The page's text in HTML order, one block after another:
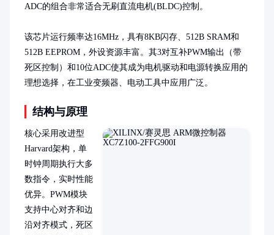
ADC的组合非常适合无刷直流电机(BLDC)控制。
该芯片运行频率达16MHz，具有8KB闪存、512B SRAM和
512B EEPROM，外设资源丰富。其3对互补PWM输出（带
死区控制）和10位ADC使其成为电机驱动和电源转换应用的
理想选择，在工业变频器、电动工具中应用广泛。
结构与原理
核心采用改进型
Harvard架构，单
时钟周期执行大多
数指令，实时性能
优异。PWM模块
支持中心对齐和边
沿对齐模式，死区